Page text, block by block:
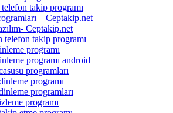
takip programı
– Ceptakip.net
Ceptakip.net
telefon takip programı
programı
programı android
programları
programı
programları
programı